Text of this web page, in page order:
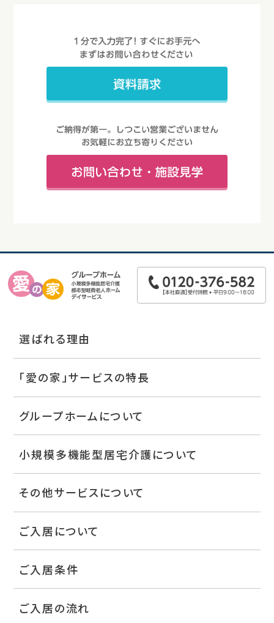
選ばれる理由
「愛の家」サービスの特長
グループホームについて
小規模多機能型居宅介護について
その他サービスについて
ご入居について
ご入居条件
ご入居の流れ